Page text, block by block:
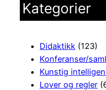
Kategorier
Didaktikk (123)
Konferanser/
Kunstig
Lover og regler